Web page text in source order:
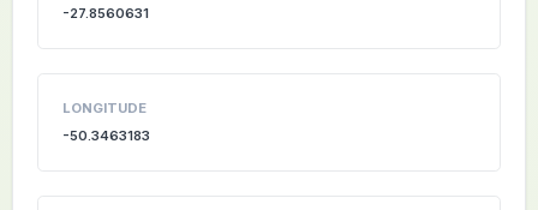
-27.8560631
LONGITUDE
-50.3463183